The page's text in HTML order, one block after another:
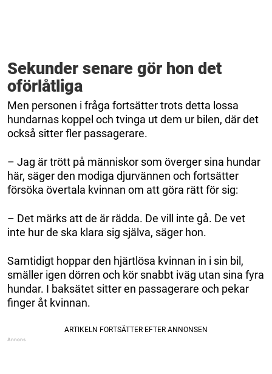
Sekunder senare gör hon det
oförlåtliga
Men personen i fråga fortsätter trots detta lossa
hundarnas koppel och tvinga ut dem ur bilen, där det
också sitter fler passagerare.
– Jag är trött på människor som överger sina hundar
här, säger den modiga djurvännen och fortsätter
försöka övertala kvinnan om att göra rätt för sig:
– Det märks att de är rädda. De vill inte gå. De vet
inte hur de ska klara sig själva, säger hon.
Samtidigt hoppar den hjärtlösa kvinnan in i sin bil,
smäller igen dörren och kör snabbt iväg utan sina fyra
hundar. I baksätet sitter en passagerare och pekar
finger åt kvinnan.